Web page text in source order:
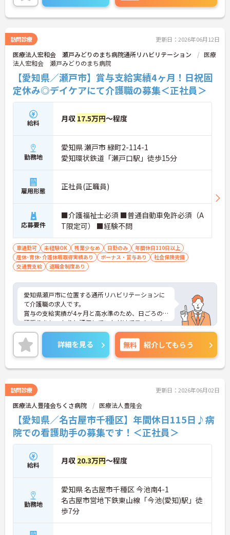
訪問診療 更新日：2026年06月12日
医療法人宏和会 瀬戸みどりのまち病院通所リハビリテーション
医療
法人宏和会 瀬戸みどりのまち病院
【愛知県／瀬戸市】賞与支給実績4ヶ月！日祝固
定休み◎デイケアにて介護職の募集＜正社員＞
給料 月収 17.5万円～程度
勤務地
愛知県 瀬戸市 緑町2-114-1
愛知環状鉄道「瀬戸口駅」徒歩15分
雇用形態 正社員(正職員)
応募要件
■介護福祉士必須 ■普通自動車免許必須（A
T限定可） ■経験不問
車通勤可 未経験OK 残業少なめ 日勤のみ
年間休日110日以上
産休･育休･介護休暇取得実績あり
ボーナス・賞与あり
社会保険完備
交通費支給
退職金制度あり
愛知県瀬戸市に位置する通所リハビリテーションに
て介護職の求人です。
賞与の支給実績が4ヶ月と高水準のため、日ごろの
頑張りをしっかりと評価していただけてモチベーシ
ョンアップに繋がりますね。日祝固定休みで年間休
日は118日あり、さらに残業も月10時間程度と少な
めですので、ご家庭や趣味などプライベートの時間
も充実させることができます。
ご経験のない方も応募可能です◎ ご興味のある方
しますのでお気軽にご相談ください！
詳細を見る 無料 紹介してもらう
訪問診療 更新日：2026年06月02日
医療法人豊隆会ちくさ病院 医療法人豊隆会
【愛知県／名古屋市千種区】年間休日115日♪病
院での看護助手の募集です！＜正社員＞
給料 月収 20.3万円～程度
勤務地
愛知県 名古屋市千種区 今池南4-1
名古屋市営地下鉄東山線「今池(愛知)駅」徒
歩7分